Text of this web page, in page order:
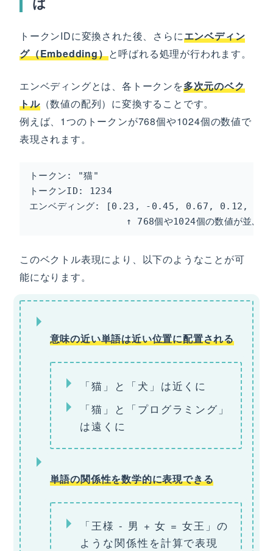
トークンIDに変換された後、さらにエンベディン
グ（Embedding）と呼ばれる処理が行われます。
エンベディングとは、各トークンを多次元のベク
トル（数値の配列）に変換することです。
例えば、1つのトークンが768個や1024個の数値で
表現されます。
トークン: "猫"
トークンID: 1234
エンベディング: [0.23, -0.45, 0.67, 0.12,
                 ↑ 768個や1024個の数値が並ぶ
このベクトル表現により、以下のようなことが可
能になります。
意味の近い単語は近い位置に配置される
「猫」と「犬」は近くに
「猫」と「プログラミング」
は遠くに
単語の関係性を数学的に表現できる
「王様 - 男 + 女 = 女王」の
ような関係性を計算で表現